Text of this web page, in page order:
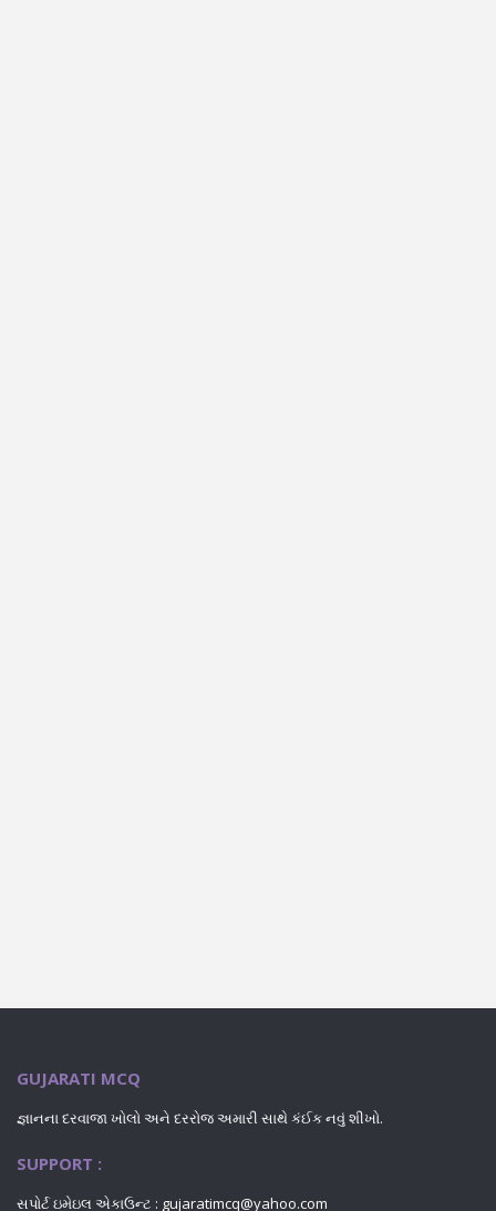
GUJARATI MCQ
જ્ઞાનના દરવાજા ખોલો અને દરરોજ અમારી સાથે કંઈક નવું શીખો.
SUPPORT :
સપોર્ટ ઇમેઇલ એકાઉન્ટ : gujaratimcq@yahoo.com